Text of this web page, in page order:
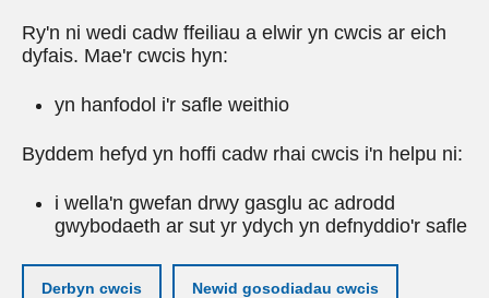
Ry'n ni wedi cadw ffeiliau a elwir yn cwcis ar eich
dyfais. Mae'r cwcis hyn:
yn hanfodol i'r safle weithio
Byddem hefyd yn hoffi cadw rhai cwcis i'n helpu ni:
i wella'n gwefan drwy gasglu ac adrodd
gwybodaeth ar sut yr ydych yn defnyddio'r safle
Derbyn cwcis Newid gosodiadau cwcis